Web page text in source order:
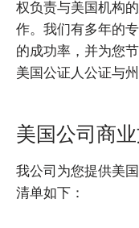
权负责与美国机构
作。我们有多年的
的成功率，并为您
美国公证人公证与州
美国公司商
我公司为您提供美
清单如下：